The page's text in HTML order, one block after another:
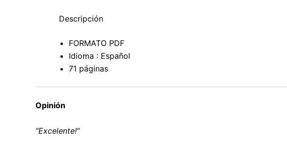
Descripción
FORMATO PDF
Idioma : Español
71 páginas
Opinión
“Excelente!”